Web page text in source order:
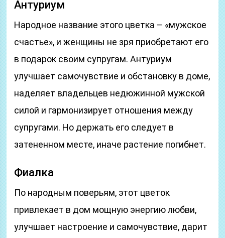
Антуриум
Народное название этого цветка – «мужское
счастье», и женщины не зря приобретают его
в подарок своим супругам. Антуриум
улучшает самочувствие и обстановку в доме,
наделяет владельцев недюжинной мужской
силой и гармонизирует отношения между
супругами. Но держать его следует в
затененном месте, иначе растение погибнет.
Фиалка
По народным поверьям, этот цветок
привлекает в дом мощную энергию любви,
улучшает настроение и самочувствие, дарит